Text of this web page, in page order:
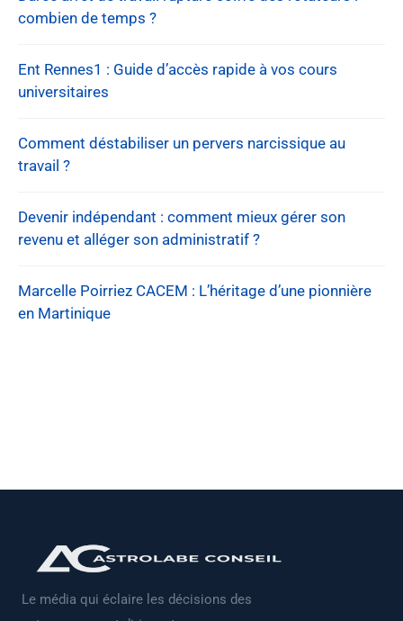
combien de temps ?
Ent Rennes1 : Guide d’accès rapide à vos cours
universitaires
Comment déstabiliser un pervers narcissique au
travail ?
Devenir indépendant : comment mieux gérer son
revenu et alléger son administratif ?
Marcelle Poirriez CACEM : L’héritage d’une pionnière
en Martinique
Le média qui éclaire les décisions des